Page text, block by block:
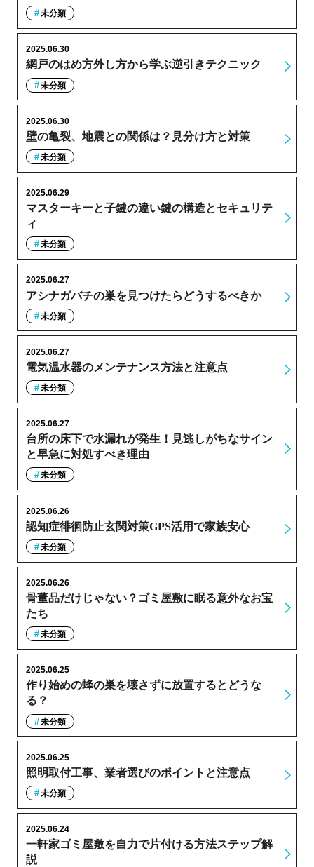
未分類
網戸のはめ方外し方から学ぶ逆引きテクニック
2025.06.30
未分類
壁の亀裂、地震との関係は？見分け方と対策
2025.06.30
未分類
マスターキーと子鍵の違い鍵の構造とセキュリテ
ィ
2025.06.29
未分類
アシナガバチの巣を見つけたらどうするべきか
2025.06.27
未分類
電気温水器のメンテナンス方法と注意点
2025.06.27
未分類
台所の床下で水漏れが発生！見逃しがちなサイン
と早急に対処すべき理由
2025.06.27
未分類
認知症徘徊防止玄関対策GPS活用で家族安心
2025.06.26
未分類
骨董品だけじゃない？ゴミ屋敷に眠る意外なお宝
たち
2025.06.26
未分類
作り始めの蜂の巣を壊さずに放置するとどうな
る？
2025.06.25
未分類
照明取付工事、業者選びのポイントと注意点
2025.06.25
未分類
一軒家ゴミ屋敷を自力で片付ける方法ステップ解
説
2025.06.24